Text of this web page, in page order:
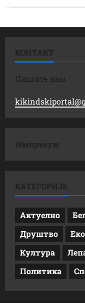
КОНТАКТ
Пишите нам
Импресум
КАТЕГОРИЈЕ
Актуелно
Друштво
Култура
Политика